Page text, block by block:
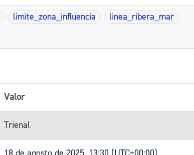
limite_zona_influencia
linea_ribera_mar
Valor
Trienal